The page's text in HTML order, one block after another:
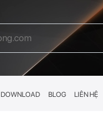
DOWNLOAD BLOG LIÊN HỆ